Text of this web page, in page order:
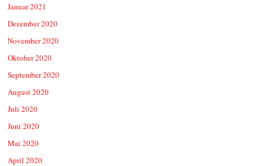
Januar 2021
Dezember 2020
November 2020
Oktober 2020
September 2020
August 2020
Juli 2020
Juni 2020
Mai 2020
April 2020